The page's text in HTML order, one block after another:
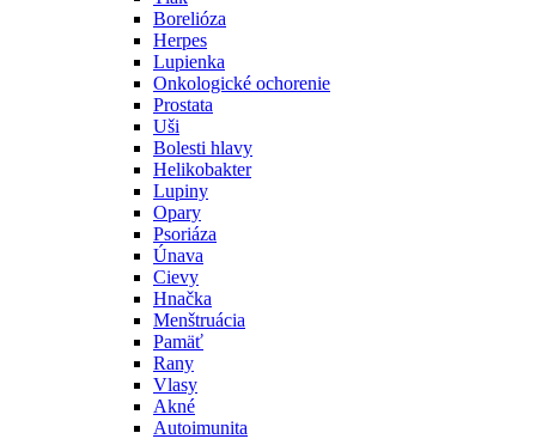
Borelióza
Herpes
Lupienka
Onkologické ochorenie
Prostata
Uši
Bolesti hlavy
Helikobakter
Lupiny
Opary
Psoriáza
Únava
Cievy
Hnačka
Menštruácia
Pamäť
Rany
Vlasy
Akné
Autoimunita